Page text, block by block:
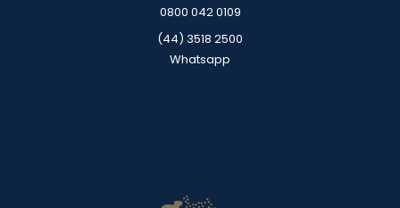
0800 042 0109
(44) 3518 2500
Whatsapp